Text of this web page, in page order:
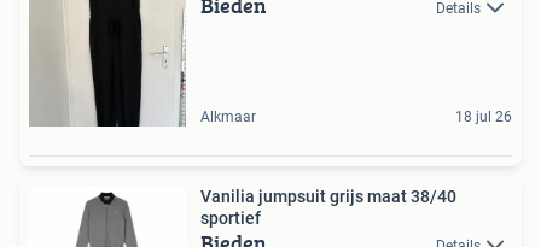
Details
Alkmaar 18 jul 26
Vanilia jumpsuit grijs maat 38/40
sportief